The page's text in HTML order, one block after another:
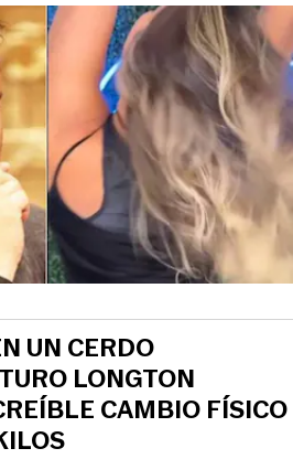
UN CERDO
LONGTON
CAMBIO FÍSICO